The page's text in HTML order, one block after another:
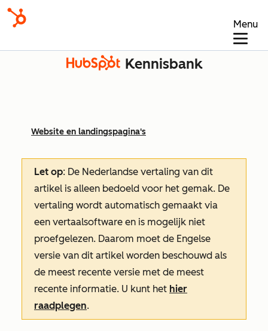
Menu
Kennisbank
Website en landingspagina's
Let op: De Nederlandse vertaling van dit
artikel is alleen bedoeld voor het gemak. De
vertaling wordt automatisch gemaakt via
een vertaalsoftware en is mogelijk niet
proefgelezen. Daarom moet de Engelse
versie van dit artikel worden beschouwd als
de meest recente versie met de meest
recente informatie. U kunt het hier
raadplegen.